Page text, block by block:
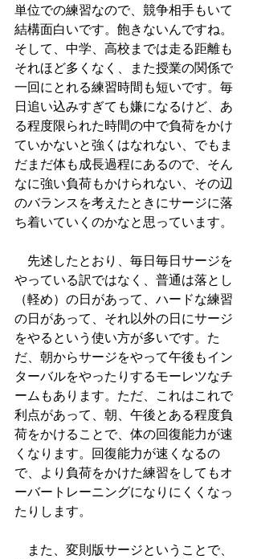
単位での練習なので、競争相手もいて
結構面白いです。飽きないんですね。
そして、中学、高校までは走る距離も
それほど多くなく、また授業の関係で
一回にとれる練習時間も短いです。毎
日追い込みすぎても嫌になるけど、あ
る程度限られた時間の中で負荷をかけ
ていかないと強くはなれない、でもま
だまだ体も成長過程にあるので、そん
なに強い負荷もかけられない、その辺
のバランスを考えたときにサージに落
ち着いていくのかなと思っています。
先述したとおり、毎日毎日サージを
やっている訳ではなく、普通は落とし
（軽め）の日があって、ハードな練習
の日があって、それ以外の日にサージ
をやるという使い方が多いです。た
だ、朝からサージをやって午後もイン
ターバルをやったりするモーレツなチ
ームもあります。ただ、これはこれで
利点があって、朝、午後とある程度負
荷をかけることで、体の回復能力が速
くなります。回復能力が速くなるの
で、より負荷をかけた練習をしてもオ
ーバートレーニングになりにくくなっ
たりします。
また、変則版サージということで、